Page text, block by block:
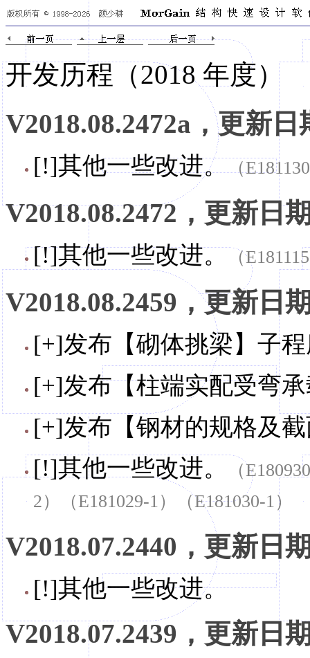
开发历程（2018 年度）
V2018.08.2472a，更新日
[!]其他一些改进。（
V2018.08.2472，更新日
[!]其他一些改进。 （
V2018.08.2459，更新日
[+]发布【砌体挑梁】子
[+]发布【柱端实配受弯
[+]发布【钢材的规格及
[!]其他一些改进。
（
2）（E181029-1）（E181030-1）
V2018.07.2440，更新日
[!]其他一些改进。
V2018.07.2439，更新日